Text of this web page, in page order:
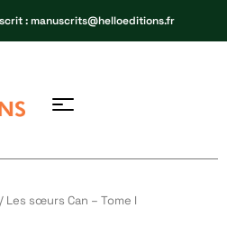
: manuscrits@helloeditions.fr
/ Les sœurs Can – Tome I